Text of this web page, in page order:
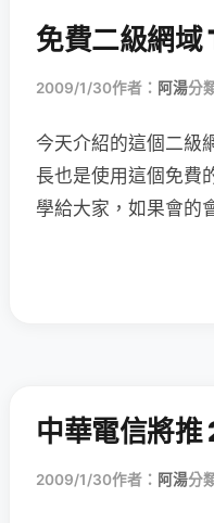
免費二級網域
2009/1/30作者： 阿湯分
今天介紹的這個二級
長也是使用這個免費
學給大家，如果會的
中華電信將
2009/1/30作者： 阿湯分